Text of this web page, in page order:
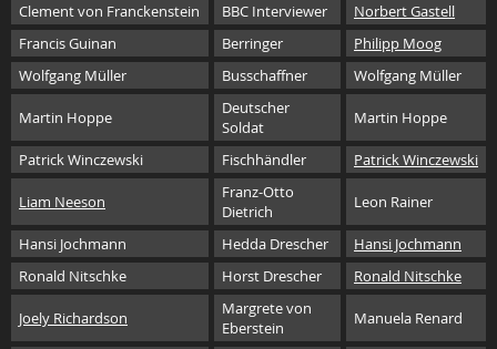
Clement von Franckenstein
BBC Interviewer
Norbert Gastell
Francis Guinan
Berringer
Philipp Moog
Wolfgang Müller
Busschaffner Wolfgang Müller
Martin Hoppe
Deutscher
Soldat
Martin Hoppe
Patrick Winczewski Fischhändler Patrick Winczewski
Liam Neeson
Franz-Otto
Dietrich
Leon Rainer
Hansi Jochmann Hedda Drescher
Hansi Jochmann
Ronald Nitschke
Horst Drescher Ronald Nitschke
Joely Richardson
Margrete von
Eberstein
Manuela Renard